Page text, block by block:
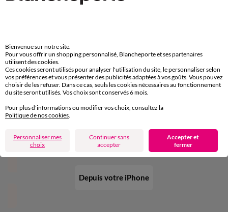
en vous inscrivant à la newsletter
Ok
Téléchargez l’application
Depuis votre iPhone
Bienvenue sur notre site.
Pour vous offrir un shopping personnalisé, Blancheporte et ses partenaires
utilisent des cookies.
Ces cookies seront utilisés pour analyser l'utilisation du site, le personnaliser selon
vos préférences et vous présenter des publicités adaptées à vos goûts. Vous pouvez
choisir de les refuser. Dans ce cas, seuls les cookies nécessaires au fonctionnement
du site seront utilisés. Vos choix sont conservés 6 mois.
Pour plus d'informations ou modifier vos choix, consultez la
Politique de nos cookies.
Personnaliser mes
choix
Continuer sans
accepter
Accepter et
fermer